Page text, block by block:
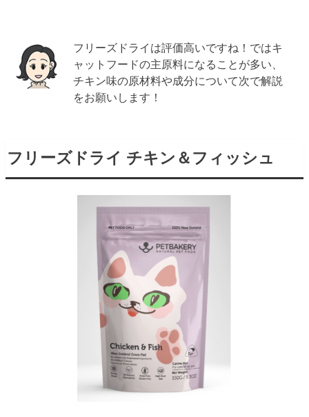
フリーズドライは評価高いですね！ではキ
ャットフードの主原料になることが多い、
チキン味の原材料や成分について次で解説
をお願いします！
フリーズドライ チキン＆フィッシュ